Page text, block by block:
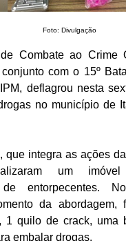
Foto: Divulgação
Combate ao Crime
conjunto com o 15º
deflagrou nesta
no município de
que integra as ações
um
de entorpecentes.
da abordagem,
1 quilo de crack, uma
embalar drogas.